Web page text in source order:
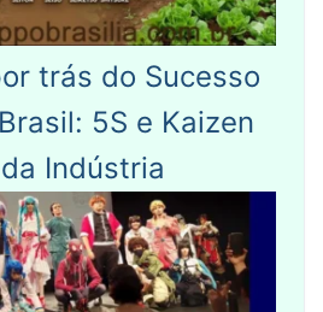
trás do Sucesso
5S e Kaizen
Indústria